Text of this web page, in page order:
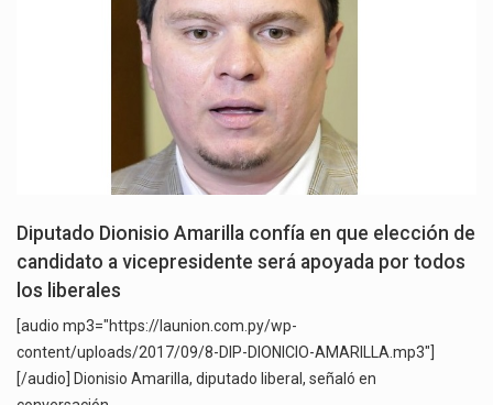
Diputado Dionisio Amarilla confía en que elección de
candidato a vicepresidente será apoyada por todos
los liberales
[audio mp3="https://launion.com.py/wp-
content/uploads/2017/09/8-DIP-DIONICIO-AMARILLA.mp3"]
[/audio] Dionisio Amarilla, diputado liberal, señaló en